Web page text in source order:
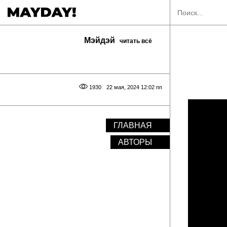
Мэйдэй читать всё
22 мая, 2024 12:02 пп
1930
ГЛАВНАЯ
АВТОРЫ